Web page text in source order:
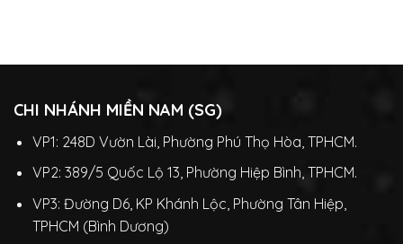
CHI NHÁNH MIỀN NAM (SG)
VP1: 248D Vườn Lài, Phường Phú Thọ Hòa, TPHCM.
VP2: 389/5 Quốc Lộ 13, Phường Hiệp Bình, TPHCM.
VP3: Đường D6, KP Khánh Lộc, Phường Tân Hiệp,
TPHCM (Bình Dương)